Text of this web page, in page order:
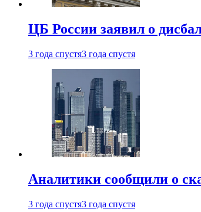
ЦБ России заявил о
3 года спустя3 года спустя
Аналитики сообщили о
3 года спустя3 года спустя